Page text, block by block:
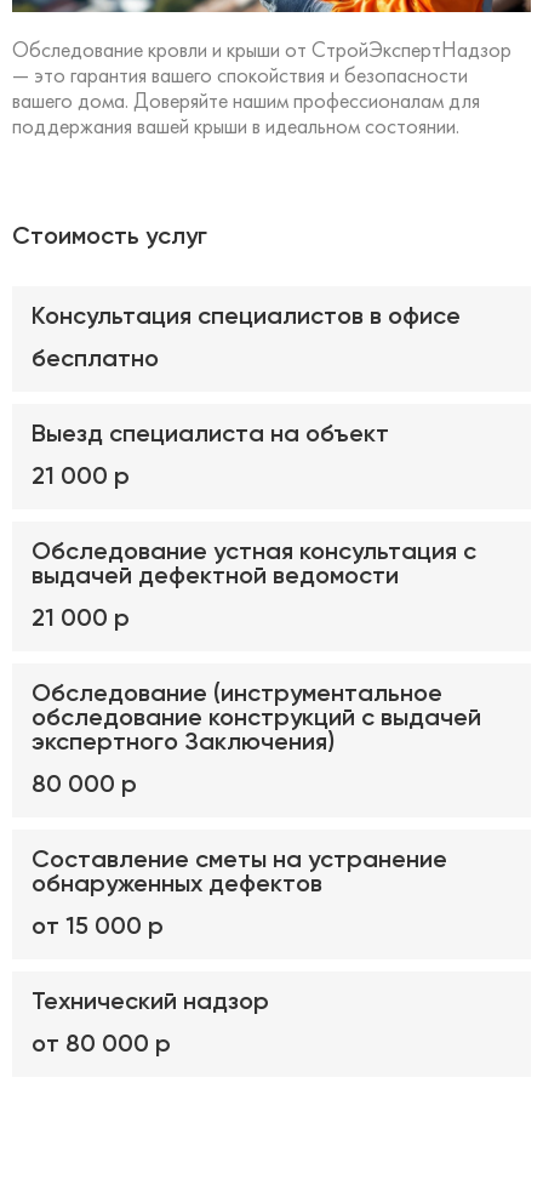
Обследование кровли и крыши от СтройЭкспертНадзор
— это гарантия вашего спокойствия и безопасности
вашего дома. Доверяйте нашим профессионалам для
поддержания вашей крыши в идеальном состоянии.
Стоимость услуг
Консультация специалистов в офисе
бесплатно
Выезд специалиста на объект
21 000 р
Обследование устная консультация с
выдачей дефектной ведомости
21 000 р
Обследование (инструментальное
обследование конструкций с выдачей
экспертного Заключения)
80 000 р
Составление сметы на устранение
обнаруженных дефектов
от 15 000 р
Технический надзор
от 80 000 р